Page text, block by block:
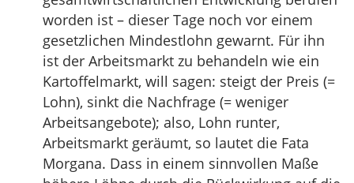
worden ist – dieser Tage noch vor einem
gesetzlichen Mindestlohn gewarnt. Für ihn
ist der Arbeitsmarkt zu behandeln wie ein
Kartoffelmarkt, will sagen: steigt der Preis (=
Lohn), sinkt die Nachfrage (= weniger
Arbeitsangebote); also, Lohn runter,
Arbeitsmarkt geräumt, so lautet die Fata
Morgana. Dass in einem sinnvollen Maße